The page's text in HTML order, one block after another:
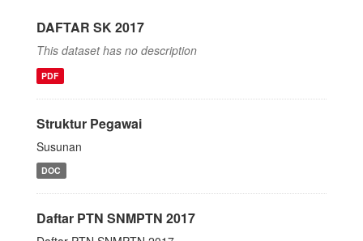
DAFTAR SK 2017
This dataset has no description
PDF
Struktur Pegawai
Susunan
DOC
Daftar PTN SNMPTN 2017